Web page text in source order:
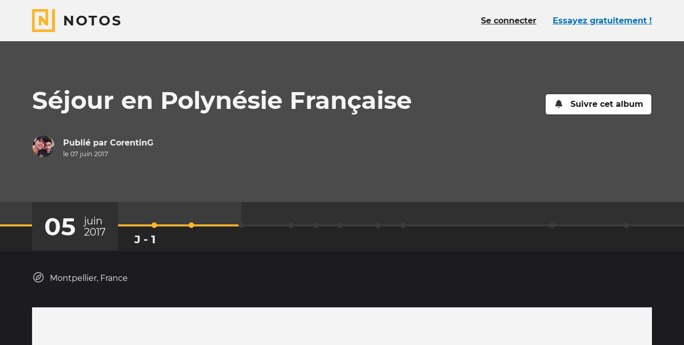
NOTOS Se connecter Essayez gratuitement !
Séjour en Polynésie Française Suivre cet album
Publié par CorentinG
le 07 juin 2017
05
juin
2017
J - 1
Montpellier, France